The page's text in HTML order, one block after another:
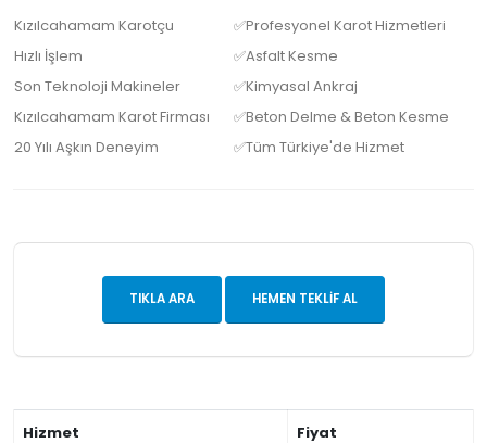
Kızılcahamam Karotçu
✅Profesyonel Karot Hizmetleri
Hızlı İşlem
✅Asfalt Kesme
Son Teknoloji Makineler
✅Kimyasal Ankraj
Kızılcahamam Karot Firması
✅Beton Delme & Beton Kesme
20 Yılı Aşkın Deneyim
✅Tüm Türkiye'de Hizmet
TIKLA ARA HEMEN TEKLIF AL
Hizmet Fiyat